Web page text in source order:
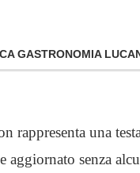
GASTRONOMIA
rappresenta una
aggiornato senza